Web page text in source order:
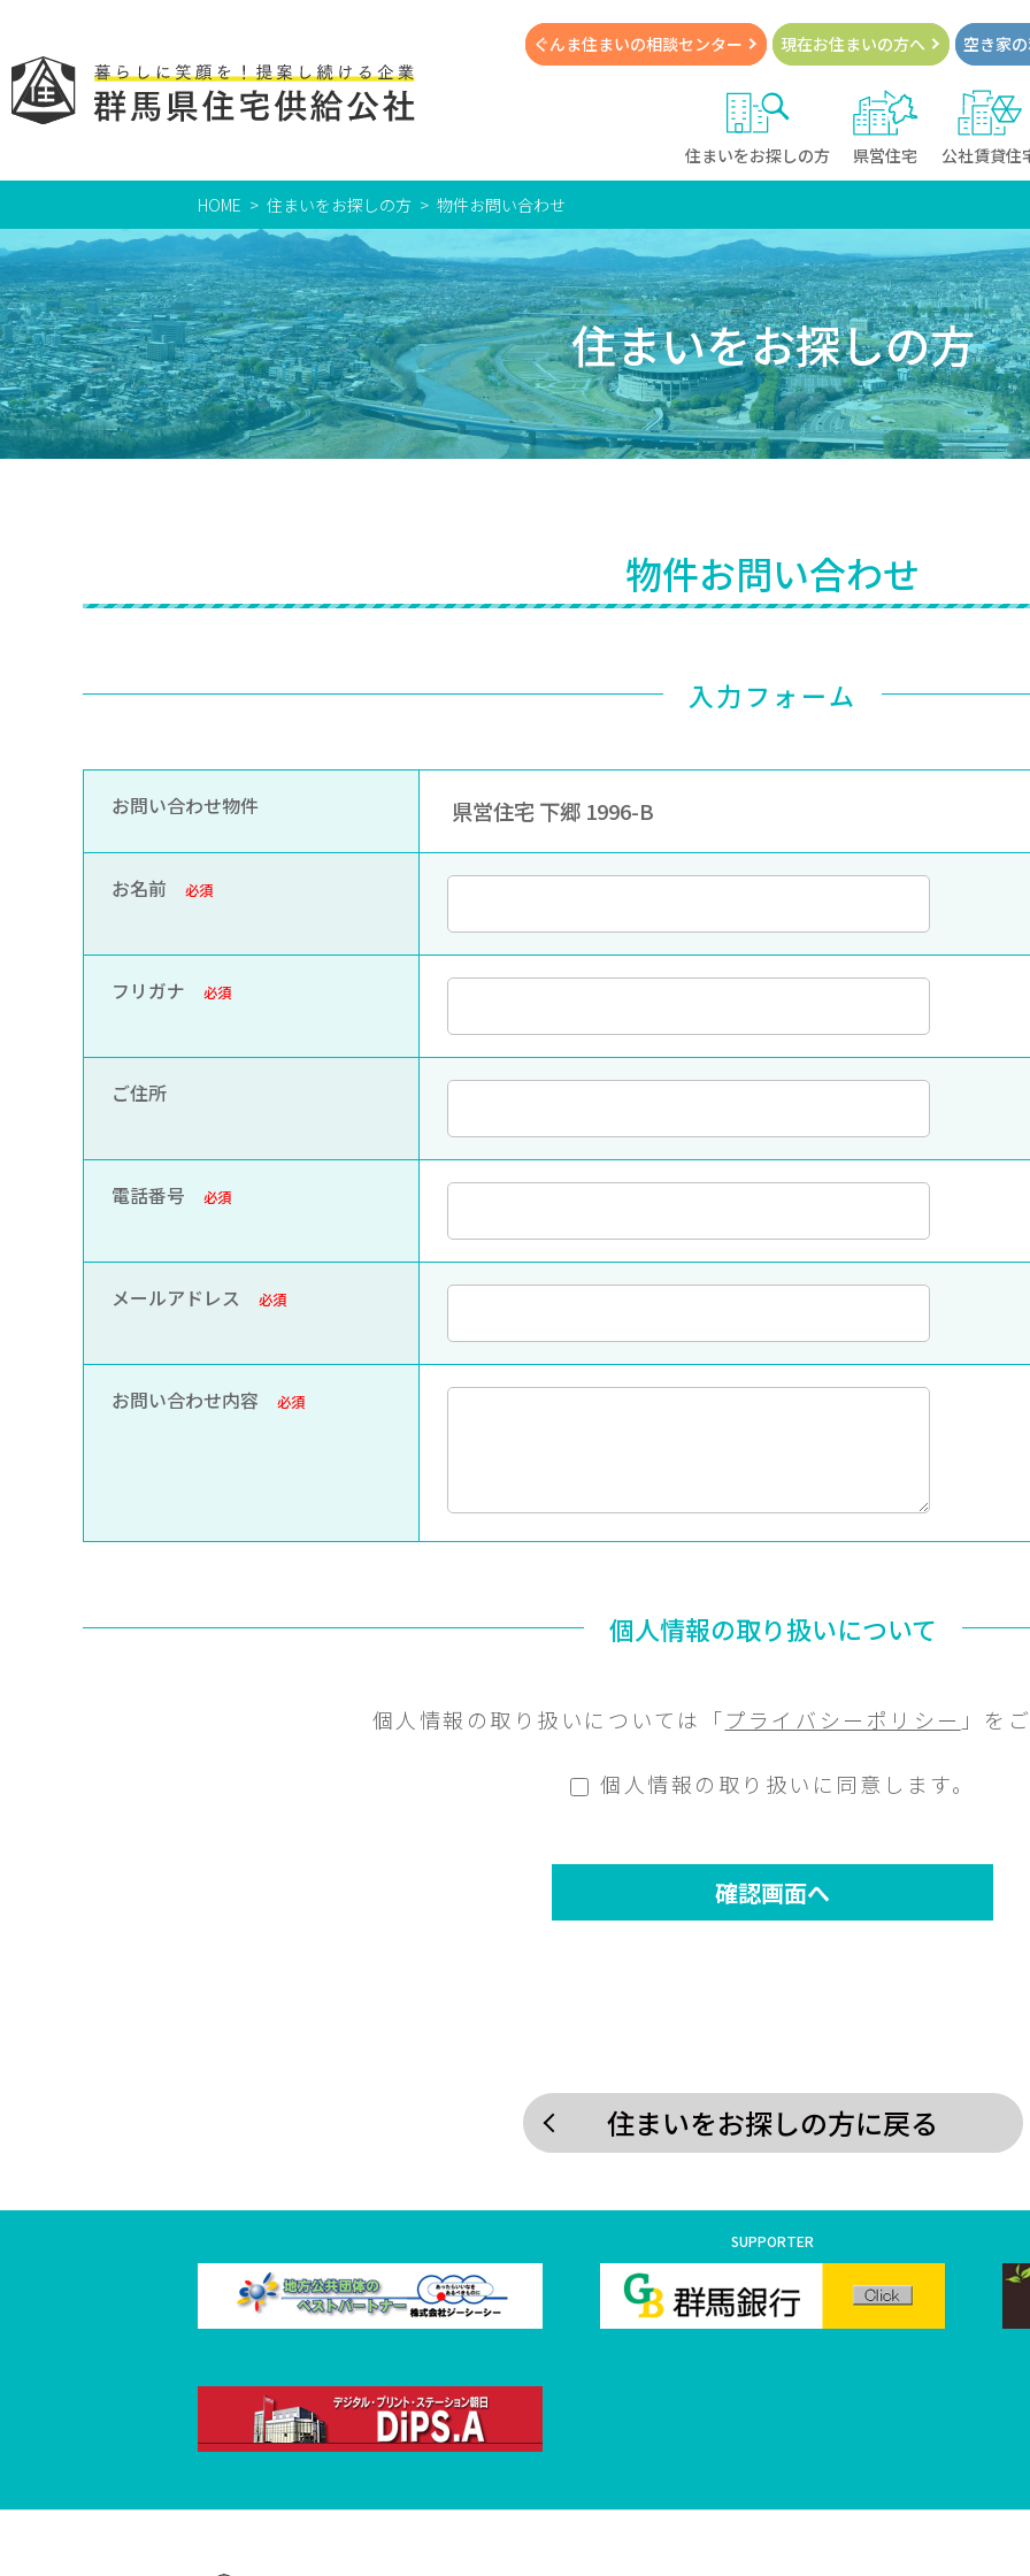
住まいをお探しの方 県営住宅 公社賃貸住
ぐんま住まいの相談センター 現在お住まいの方へ 空き家の
HOME 住まいをお探しの方 物件お問い合わせ
住まいをお探しの方
物件お問い合わせ
入力フォーム
お問い合わせ物件 県営住宅 下郷 1996-B
お名前 必須
フリガナ 必須
ご住所
電話番号 必須
メールアドレス 必須
お問い合わせ内容 必須
個人情報の取り扱いについて
個人情報の取り扱いについては「プライバシーポリシー 」を
個人情報の取り扱いに同意します。
住まいをお探しの方に戻る
SUPPORTER